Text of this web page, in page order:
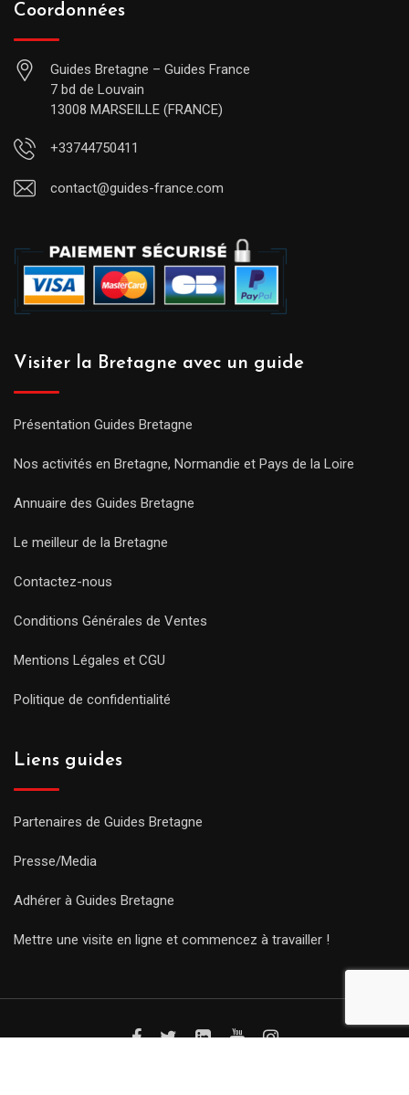
Coordonnées
Guides Bretagne – Guides France
7 bd de Louvain
13008 MARSEILLE (FRANCE)
+33744750411
contact@guides-france.com
Visiter la Bretagne avec un guide
Présentation Guides Bretagne
Nos activités en Bretagne, Normandie et Pays de la Loire
Annuaire des Guides Bretagne
Le meilleur de la Bretagne
Contactez-nous
Conditions Générales de Ventes
Mentions Légales et CGU
Politique de confidentialité
Liens guides
Partenaires de Guides Bretagne
Presse/Media
Adhérer à Guides Bretagne
Mettre une visite en ligne et commencez à travailler !